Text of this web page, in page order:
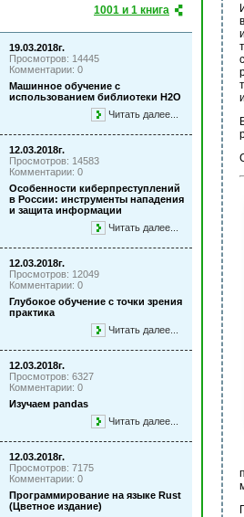
1001 и 1 книга
19.03.2018г.
Просмотров: 14445
Комментарии: 0
Машинное обучение с
использованием библиотеки Н2О
Читать далее...
12.03.2018г.
Просмотров: 14583
Комментарии: 0
Особенности киберпреступлений
в России: инструменты нападения
и защита информации
Читать далее...
12.03.2018г.
Просмотров: 12049
Комментарии: 0
Глубокое обучение с точки зрения
практика
Читать далее...
12.03.2018г.
Просмотров: 6327
Комментарии: 0
Изучаем pandas
Читать далее...
12.03.2018г.
Просмотров: 7175
Комментарии: 0
Программирование на языке Rust
(Цветное издание)